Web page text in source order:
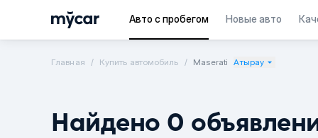
Авто с пробегом Новые авто
Главная Купить автомобиль Maserati Атырау
Найдено 0